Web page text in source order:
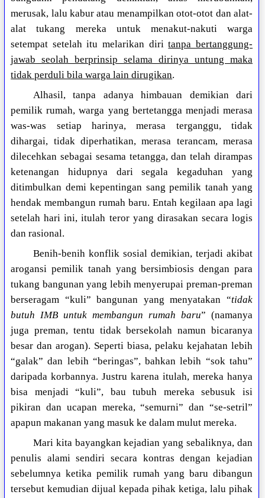
merusak, lalu kabur atau menampilkan otot-otot dan alat-
alat tukang mereka untuk menakut-nakuti warga
setempat setelah itu melarikan diritanpa bertanggung-
jawab seolah berprinsip selama dirinya untung maka
tidak perduli bila warga lain dirugikan.
Alhasil, tanpa adanya himbauan demikian dari
pemilik rumah, warga yang bertetangga menjadi merasa
was-was setiap harinya, merasa terganggu, tidak
dihargai, tidak diperhatikan, merasa terancam, merasa
dilecehkan sebagai sesama tetangga, dan telah dirampas
ketenangan hidupnya dari segala kegaduhan yang
ditimbulkan demi kepentingan sang pemilik tanah yang
hendak membangun rumah baru. Entah kegilaan apa lagi
setelah hari ini, itulah teror yang dirasakan secara logis
dan rasional.
Benih-benih konflik sosial demikian, terjadi akibat
arogansi pemilik tanah yang bersimbiosis dengan para
tukang bangunan yang lebih menyerupai preman-preman
berseragam “kuli” bangunan yang menyatakan “tidak
butuh IMB untuk membangun rumah baru” (namanya
juga preman, tentu tidak bersekolah namun bicaranya
besar dan arogan). Seperti biasa, pelaku kejahatan lebih
“galak” dan lebih “beringas”, bahkan lebih “sok tahu”
daripada korbannya. Justru karena itulah, mereka hanya
bisa menjadi “kuli”, bau tubuh mereka sebusuk isi
pikiran dan ucapan mereka, “semurni” dan “se-setril”
apapun makanan yang masuk ke dalam mulut mereka.
Mari kita bayangkan kejadian yang sebaliknya, dan
penulis alami sendiri secara kontras dengan kejadian
sebelumnya ketika pemilik rumah yang baru dibangun
tersebut kemudian dijual kepada pihak ketiga, lalu pihak